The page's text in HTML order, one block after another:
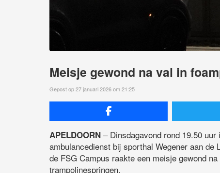
Meisje gewond na val in
Gepost op 27 januari 2026 om 21:25
APELDOORN – Dinsdagavond rond 19.50
ambulancedienst bij sporthal Wegener aan
de FSG Campus raakte een meisje gewond
trampolinespringen.